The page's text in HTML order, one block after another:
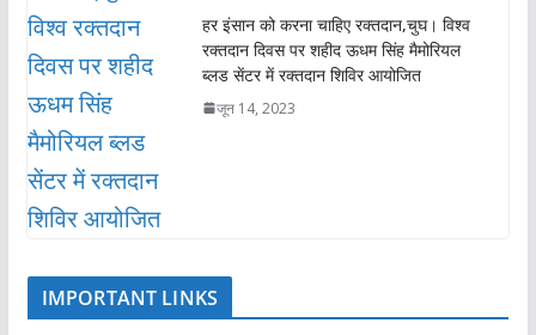
हर इंसान को करना चाहिए रक्तदान,चुघ। विश्व
रक्तदान दिवस पर शहीद ऊधम सिंह मैमोरियल
ब्लड सेंटर में रक्तदान शिविर आयोजित
जून 14, 2023
IMPORTANT LINKS